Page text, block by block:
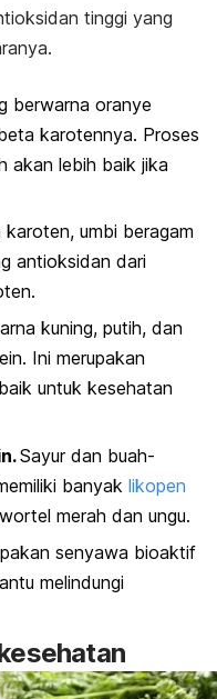
tinggi yang
berwarna oranye
karotennya. Proses
akan lebih baik jika
karoten, umbi beragam
antioksidan dari
kuning, putih, dan
Ini merupakan
untuk kesehatan
Sayur dan buah-
banyak likopen
merah dan ungu.
senyawa bioaktif
melindungi